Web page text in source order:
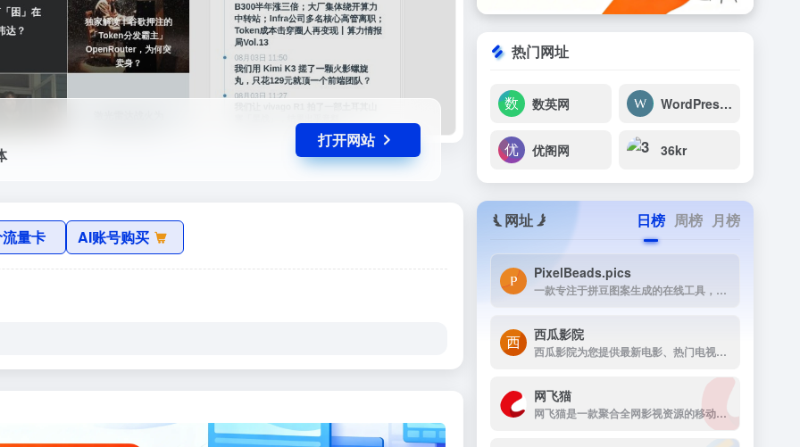
打开网站
量卡 AI账号购买
热门网址
数英网 WordPress大学
优阁网 36kr
网址 日榜 周榜 月榜
PixelBeads.pics
一款专注于拼豆图案生成的在线工具，用户只需上传任意照片或图片，即可一键将其像素化为可打印的拼豆图稿。
西瓜影院
西瓜影院为您提供最新电影、热门电视剧、综艺动漫免费在线观看，高清流畅无广告，海量片源每日更新，打造极致观影体验。
网飞猫
网飞猫是一款聚合全网影视资源的移动端播放应用，主打免费、高画...